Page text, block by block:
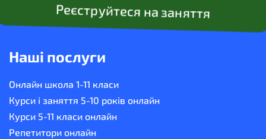
Реєструйтеся на заняття
Наші послуги
Онлайн школа 1-11 класи
Курси і заняття 5-10 років онлайн
Курси 5-11 класи онлайн
Репетитори онлайн